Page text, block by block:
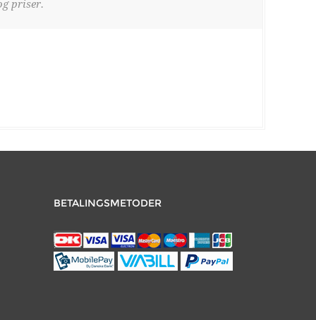
priser.
BETALINGSMETODER